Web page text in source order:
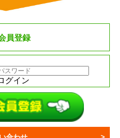
員登録
グイン